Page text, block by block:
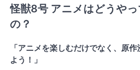
怪獣8号 アニメはどうやっ
の？
「アニメを楽しむだけでなく、原
よう！」